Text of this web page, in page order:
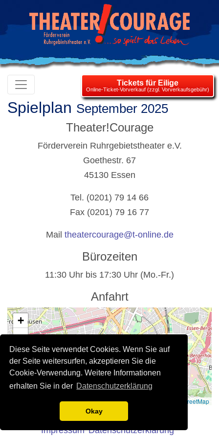
Diese Seite verwendet Cookies. Wenn Sie auf
der Seite weitersurfen, akzeptieren Sie die
Cookie-Verwendung. Weitere Informationen
erhalten Sie in der Datenschutzerklärung
Okay
Tickets für Eilige
Online-Ticket-Vorverkauf (zzgl. Vorverkaufsgebühr)
Spielplan September 2025
Theater!Courage
Förderverein Ruhrgebietstheater e.V.
Goethestr. 67
45130 Essen
Tel. (0201) 79 14 66
Fax (0201) 79 16 77
Mail theatercourage@t-online.de
Bürozeiten
11:30 Uhr bis 17:30 Uhr (Mo.-Fr.)
Anfahrt
+
−
OpenStreetMap
Rechtliche Hinweise
Impressum Datenschutzerklärung